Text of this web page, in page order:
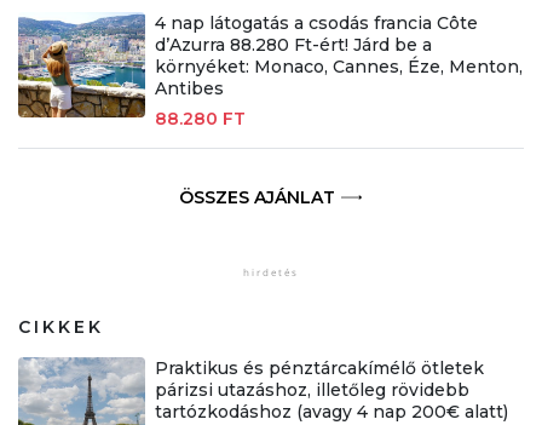
4 nap látogatás a csodás francia Côte
d’Azurra 88.280 Ft-ért! Járd be a
környéket: Monaco, Cannes, Éze, Menton,
Antibes
88.280 FT
ÖSSZES AJÁNLAT
CIKKEK
Praktikus és pénztárcakímélő ötletek
párizsi utazáshoz, illetőleg rövidebb
tartózkodáshoz (avagy 4 nap 200€ alatt)